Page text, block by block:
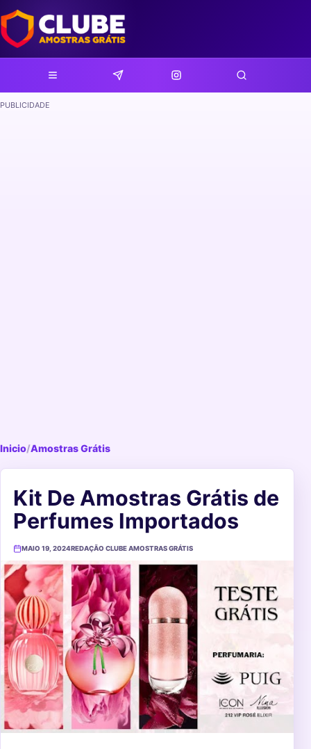
PUBLICIDADE
Inicio/Amostras Grátis
Kit De Amostras Grátis de
Perfumes Importados
MAIO 19, 2024REDAÇÃO CLUBE AMOSTRAS GRÁTIS